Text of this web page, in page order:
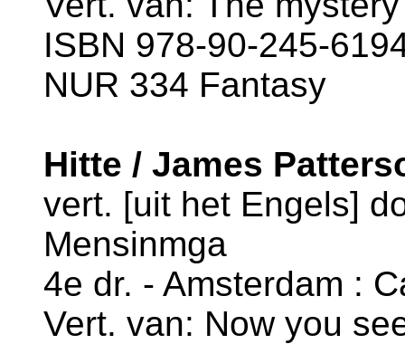
ISBN 978-90-245-
NUR 334 Fantasy
Hitte / James
vert. [uit het Engels]
Mensinmga
4e dr. - Amsterdam :
Vert. van: Now you